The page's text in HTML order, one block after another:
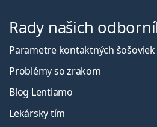
Rady našich
Parametre kontaktných šošoviek
Problémy so zrakom
Blog Lentiamo
Lekársky tím